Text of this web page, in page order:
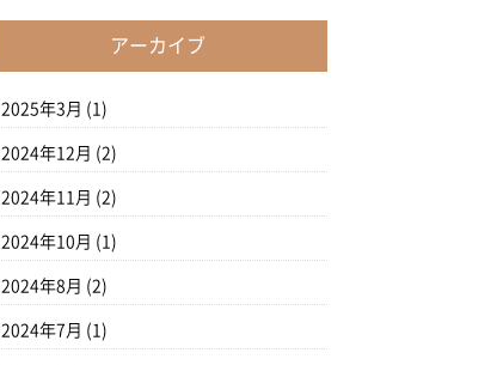
アーカイブ
2025年3月 (1)
2024年12月 (2)
2024年11月 (2)
2024年10月 (1)
2024年8月 (2)
2024年7月 (1)